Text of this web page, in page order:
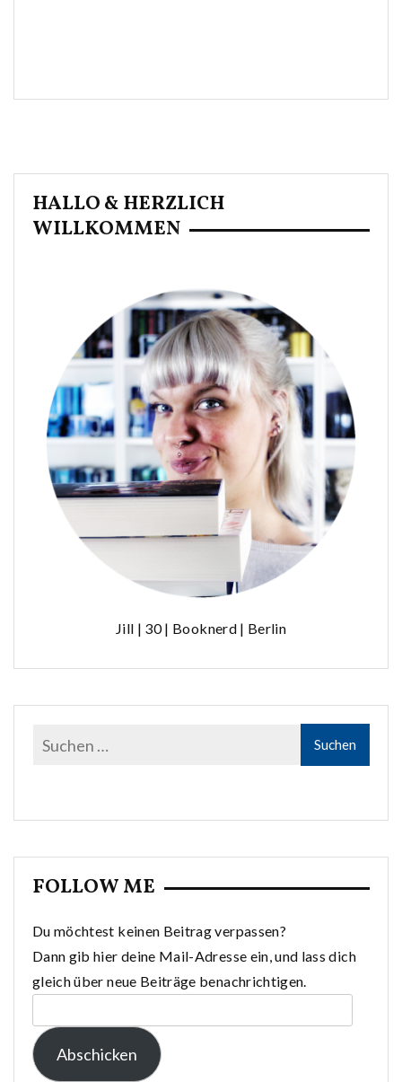
HALLO & HERZLICH
WILLKOMMEN
Jill | 30 | Booknerd | Berlin
FOLLOW ME
Du möchtest keinen Beitrag verpassen?
Dann gib hier deine Mail-Adresse ein, und lass dich
gleich über neue Beiträge benachrichtigen.
Mail-
Adresse:
Abschicken